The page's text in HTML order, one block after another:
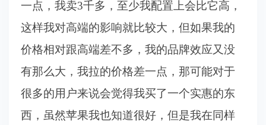
一点，我卖3千多，至少我配置上会比它高，
这样我对高端的影响就比较大，但如果我的
价格相对跟高端差不多，我的品牌效应又没
有那么大，我拉的价格差一点，那可能对于
很多的用户来说会觉得我买了一个实惠的东
西，虽然苹果我也知道很好，但是我在同样